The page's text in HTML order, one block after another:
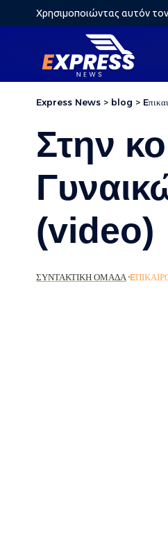
Χρησιμοποιώντας αυτόν
Express News > blog >
Στην
(video)
ΣΥΝΤΑΚΤΙΚΉ ΟΜΆΔΑ